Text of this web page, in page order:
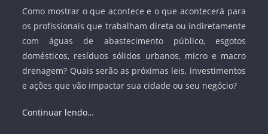
Como mostrar o que acontece e o que acontecerá para
os profissionais que trabalham direta ou indiretamente
com águas de abastecimento público, esgotos
domésticos, resíduos sólidos urbanos, micro e macro
drenagem? Quais serão as próximas leis, investimentos
e ações que vão impactar sua cidade ou seu negócio?
Continuar lendo…